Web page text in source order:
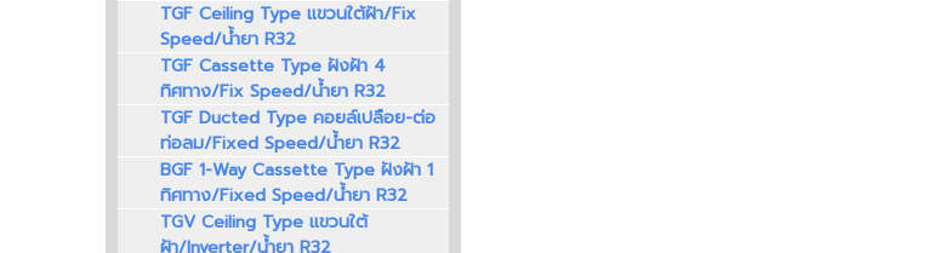
TGF Ceiling Type แขวนใต้ฝ้า/Fix
Speed/น้ำยา R32
TGF Cassette Type ฝังฝ้า 4
ทิศทาง/Fix Speed/น้ำยา R32
TGF Ducted Type คอยล์เปลือย-ต่อ
ท่อลม/Fixed Speed/น้ำยา R32
BGF 1-Way Cassette Type ฝังฝ้า 1
ทิศทาง/Fixed Speed/น้ำยา R32
TGV Ceiling Type แขวนใต้
ฝ้า/Inverter/น้ำยา R32